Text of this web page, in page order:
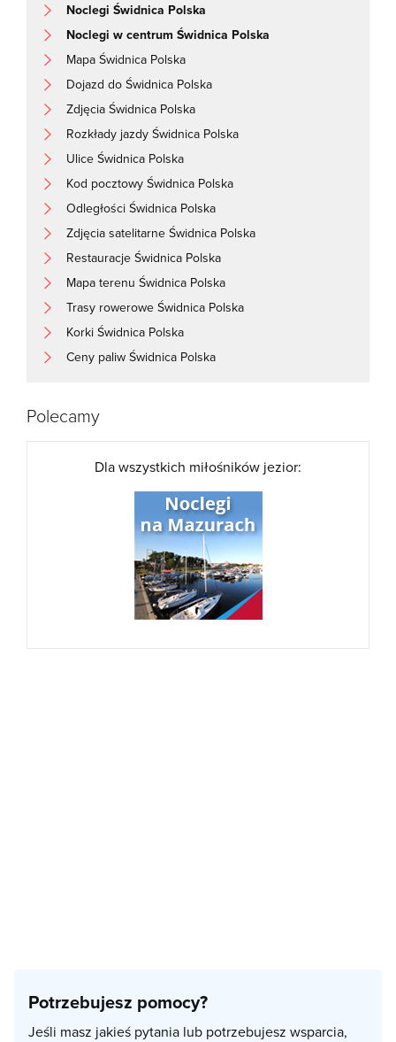
Noclegi Świdnica Polska
Noclegi w centrum Świdnica Polska
Mapa Świdnica Polska
Dojazd do Świdnica Polska
Zdjęcia Świdnica Polska
Rozkłady jazdy Świdnica Polska
Ulice Świdnica Polska
Kod pocztowy Świdnica Polska
Odległości Świdnica Polska
Zdjęcia satelitarne Świdnica Polska
Restauracje Świdnica Polska
Mapa terenu Świdnica Polska
Trasy rowerowe Świdnica Polska
Korki Świdnica Polska
Ceny paliw Świdnica Polska
Polecamy
Dla wszystkich miłośników jezior:
Potrzebujesz pomocy?
Jeśli masz jakieś pytania lub potrzebujesz wsparcia,